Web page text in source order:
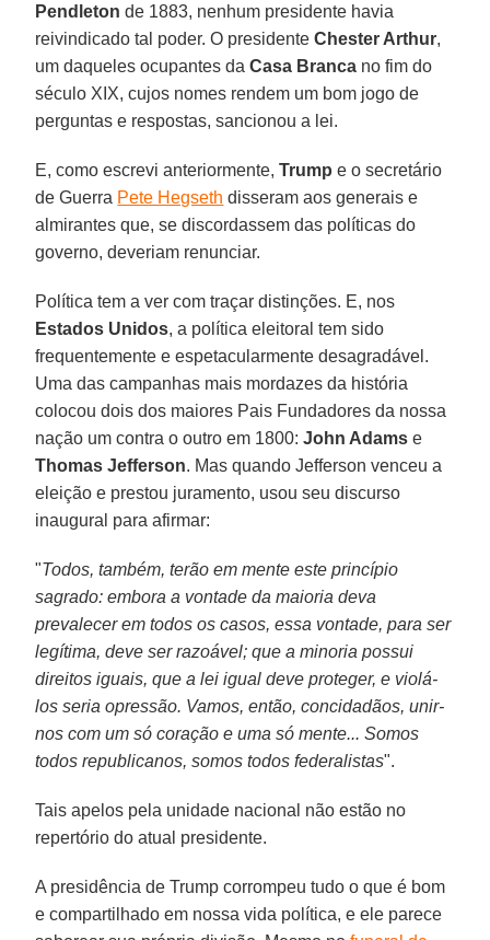
Pendleton de 1883, nenhum presidente havia
reivindicado tal poder. O presidenteChester Arthur,
um daqueles ocupantes daCasa Branca no fim do
século XIX, cujos nomes rendem um bom jogo de
perguntas e respostas, sancionou a lei.
E, como escrevi anteriormente,Trump e o secretário
de Guerra Pete Hegseth disseram aos generais e
almirantes que, se discordassem das políticas do
governo, deveriam renunciar.
Política tem a ver com traçar distinções. E, nos
Estados Unidos, a política eleitoral tem sido
frequentemente e espetacularmente desagradável.
Uma das campanhas mais mordazes da história
colocou dois dos maiores Pais Fundadores da nossa
nação um contra o outro em 1800:John Adams e
Thomas Jefferson. Mas quando Jefferson venceu a
eleição e prestou juramento, usou seu discurso
inaugural para afirmar:
"Todos, também, terão em mente este princípio
sagrado: embora a vontade da maioria deva
prevalecer em todos os casos, essa vontade, para ser
legítima, deve ser razoável; que a minoria possui
direitos iguais, que a lei igual deve proteger, e violá-
los seria opressão. Vamos, então, concidadãos, unir-
nos com um só coração e uma só mente... Somos
todos republicanos, somos todos federalistas".
Tais apelos pela unidade nacional não estão no
repertório do atual presidente.
A presidência de Trump corrompeu tudo o que é bom
e compartilhado em nossa vida política, e ele parece